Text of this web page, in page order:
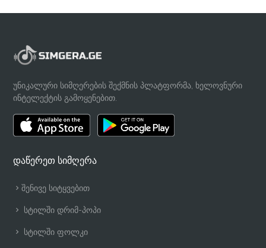
უნიკალური სიმღერების შექმნის პლატფორმა, ხელოვნური
ინტელექტის გამოყენებით.
დაწერეთ სიმღერა
შენივე სიტყვებით
სტილში დრიმ-პოპი
სტილში ფოლკი